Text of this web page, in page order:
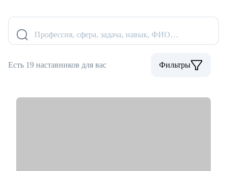
Профессия, сфера, задача, навык, ФИО…
Есть 19 наставников для вас Фильтры